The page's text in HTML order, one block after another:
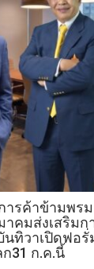
ารค้าข้ามพร
าคมส่งเสริม
นทิวาเปิดฟอรั่
31 ก.ค.นี้